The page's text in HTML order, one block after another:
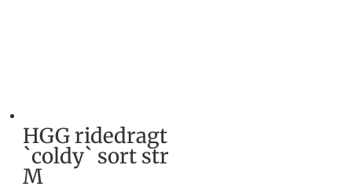
HGG ridedragt
`coldy` sort str
M